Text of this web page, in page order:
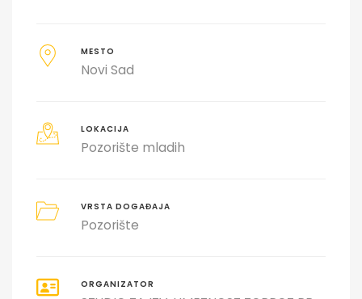
MESTO
Novi Sad
LOKACIJA
Pozorište mladih
VRSTA DOGAĐAJA
Pozorište
ORGANIZATOR